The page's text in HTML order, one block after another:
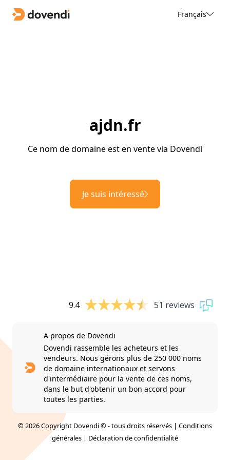
Français
ajdn.fr
Ce nom de domaine est en vente via Dovendi
Je suis intéressé
9.4 51 reviews
A propos de Dovendi
Dovendi rassemble les acheteurs et les
vendeurs. Nous gérons plus de 250 000 noms
de domaine internationaux et servons
d'intermédiaire pour la vente de ces noms,
dans le but d'obtenir un bon accord pour
toutes les parties.
© 2026 Copyright Dovendi © - tous droits réservés | Conditions
générales | Déclaration de confidentialité